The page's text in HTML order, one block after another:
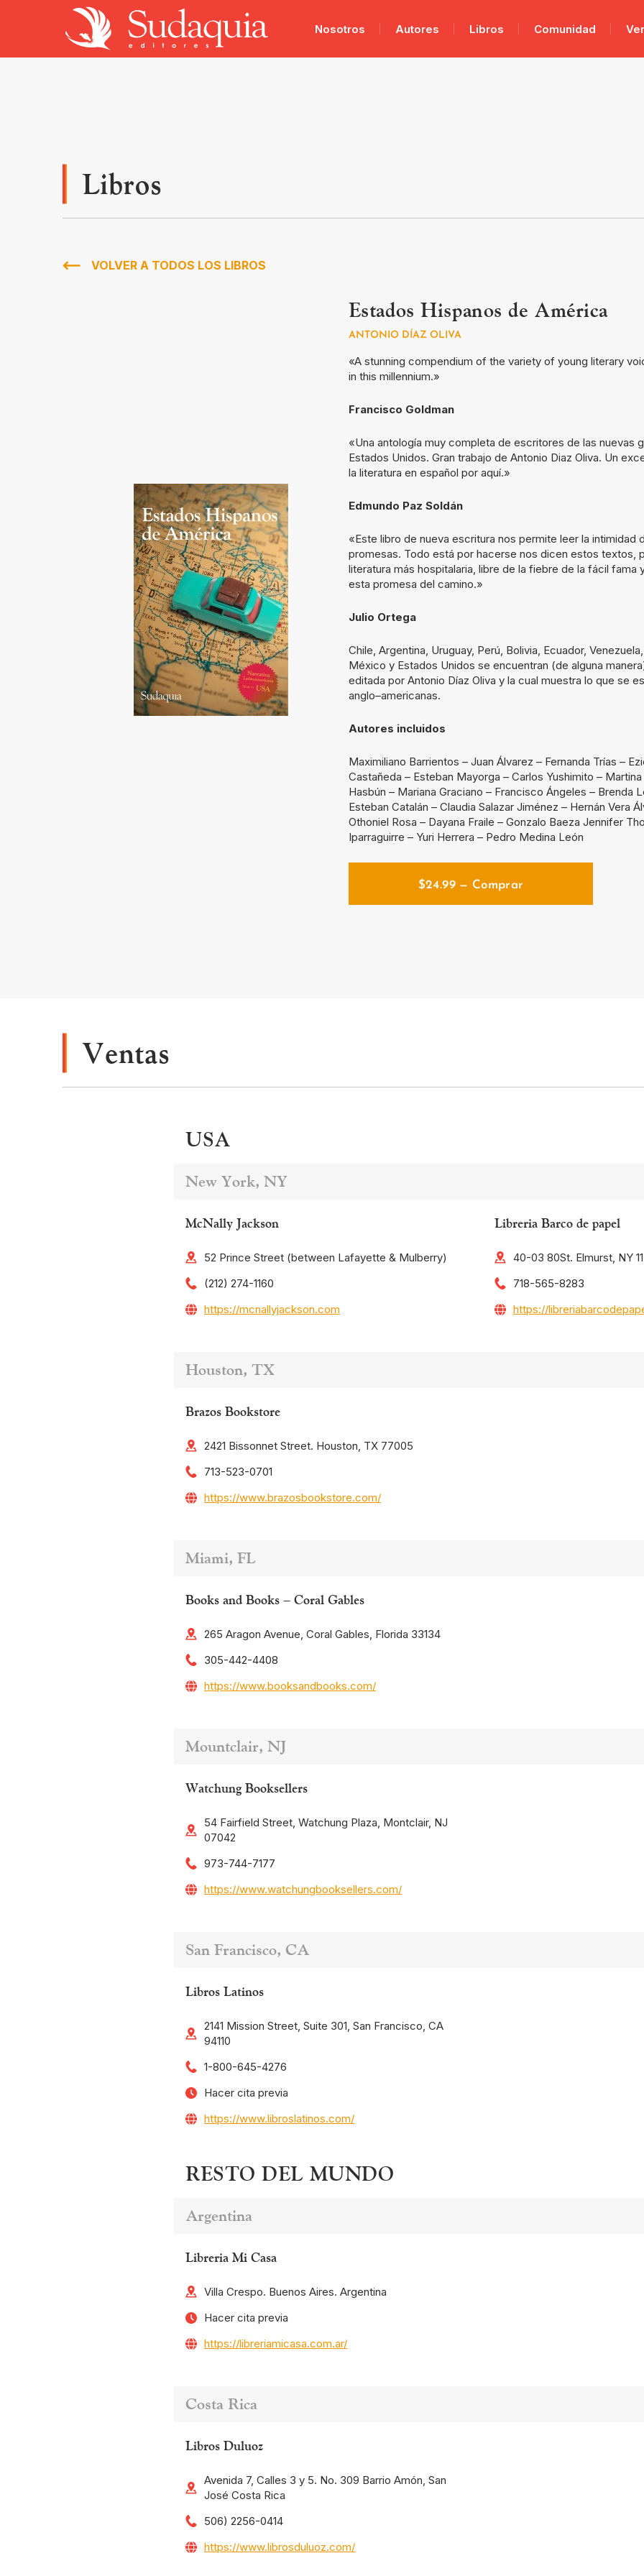
Nosotros Autores Libros Comunidad
Libros
VOLVER A TODOS LOS LIBROS
Estados Hispanos de América
ANTONIO DÍAZ OLIVA
«A stunning compendium of the variety of young literary
in this millennium.»
Francisco Goldman
«Una antología muy completa de escritores de las nuevas
Estados Unidos. Gran trabajo de Antonio Diaz Oliva. Un
la literatura en español por aquí.»
Edmundo Paz Soldán
«Este libro de nueva escritura nos permite leer la intimidad
promesas. Todo está por hacerse nos dicen estos textos,
literatura más hospitalaria, libre de la fiebre de la fácil
esta promesa del camino.»
Julio Ortega
Chile, Argentina, Uruguay, Perú, Bolivia, Ecuador,
México y Estados Unidos se encuentran (de alguna
editada por Antonio Díaz Oliva y la cual muestra lo que se
anglo–americanas.
Autores incluidos
Maximiliano Barrientos – Juan Álvarez – Fernanda Trías –
Castañeda – Esteban Mayorga – Carlos Yushimito –
Hasbún – Mariana Graciano – Francisco Ángeles – Brenda
Esteban Catalán – Claudia Salazar Jiménez – Hernán Vera
Othoniel Rosa – Dayana Fraile – Gonzalo Baeza Jennifer
Iparraguirre – Yuri Herrera – Pedro Medina León
$24.99— Comprar
Ventas
USA
New York, NY
McNally Jackson
52 Prince Street (between Lafayette & Mulberry)
(212) 274-1160
https://mcnallyjackson.com
Libreria Barco de papel
40-03 80St. Elmurst, NY
718-565-8283
https://
Houston, TX
Brazos Bookstore
2421 Bissonnet Street. Houston, TX 77005
713-523-0701
https://www.brazosbookstore.com/
Miami, FL
Books and Books – Coral Gables
265 Aragon Avenue, Coral Gables, Florida 33134
305-442-4408
https://www.booksandbooks.com/
Mountclair, NJ
Watchung Booksellers
54 Fairfield Street, Watchung Plaza, Montclair, NJ
07042
973-744-7177
https://www.watchungbooksellers.com/
San Francisco, CA
Libros Latinos
2141 Mission Street, Suite 301, San Francisco, CA
94110
1-800-645-4276
Hacer cita previa
https://www.libroslatinos.com/
RESTO DEL MUNDO
Argentina
Libreria Mi Casa
Villa Crespo. Buenos Aires. Argentina
Hacer cita previa
https://libreriamicasa.com.ar/
Costa Rica
Libros Duluoz
Avenida 7, Calles 3 y 5. No. 309 Barrio Amón, San
José Costa Rica
506) 2256-0414
https://www.librosduluoz.com/